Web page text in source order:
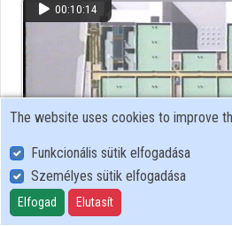
00:10:14
Budapest Főváros Levéltára
The website uses cookies to improve
Funkcionális sütik elfogadása
Személyes sütik elfogadása
Elfogad Elutasít